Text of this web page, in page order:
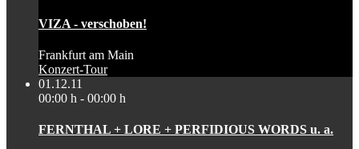
VIZA - verschoben!
Frankfurt am Main
Konzert-Tour
01.12.11
00:00 h - 00:00 h
FERNTHAL + LORE + PERFIDIOUS WORDS u. a.